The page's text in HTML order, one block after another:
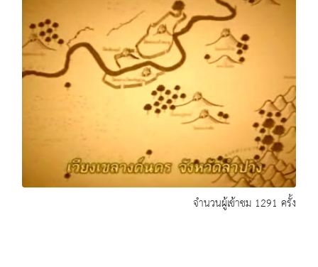
จำนวนผู้เข้าชม 1291 ครั้ง